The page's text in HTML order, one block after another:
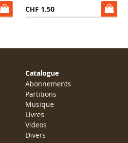
CHF 1.50
Catalogue
Abonnements
Partitions
Musique
Livres
Videos
Divers